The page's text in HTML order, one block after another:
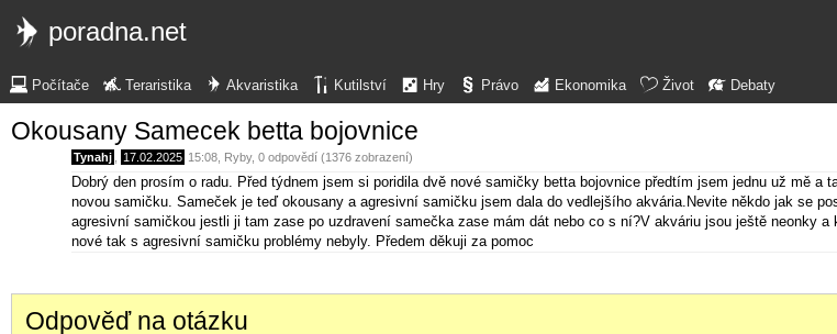
poradna.net
Počítače Teraristika Akvaristika Kutilství Hry Právo Ekonomika Život Debaty
Okousany Samecek betta bojovnice
Tynahj 17.02.2025 15:08 Ryby, 0 odpovědí (1376 zobrazení)
Dobrý den prosím o radu. Před týdnem jsem si poridila dvě nové samičky betta bojovnice předtím jsem jednu už mě a
novou samičku. Sameček je teď okousany a agresivní samičku jsem dala do vedlejšího akvária.Nevite někdo jak se
agresivní samičkou jestli ji tam zase po uzdravení samečka zase mám dát nebo co s ní?V akváriu jsou ještě neonky
nové tak s agresivní samičku problémy nebyly. Předem děkuji za pomoc
Odpověď na otázku